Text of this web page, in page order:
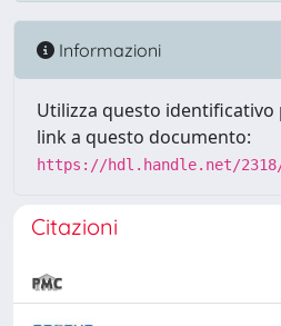
Informazioni
Utilizza questo
link a questo documento:
https://hdl.handle.net/2318/
Citazioni